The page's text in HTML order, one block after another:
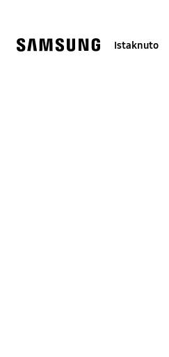
help
Istaknuto